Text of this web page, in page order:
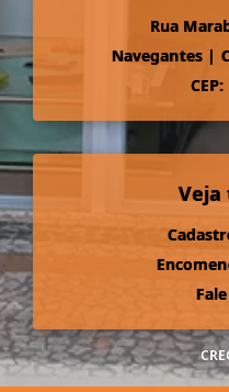
Rua
Navegantes |
Veja